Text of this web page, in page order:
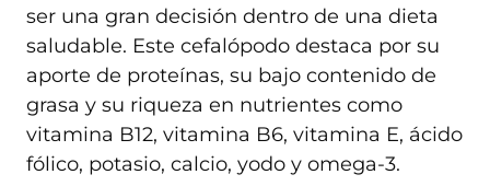
ser una gran decisión dentro de una dieta
saludable. Este cefalópodo destaca por su
aporte de proteínas, su bajo contenido de
grasa y su riqueza en nutrientes como
vitamina B12, vitamina B6, vitamina E, ácido
fólico, potasio, calcio, yodo y omega-3.